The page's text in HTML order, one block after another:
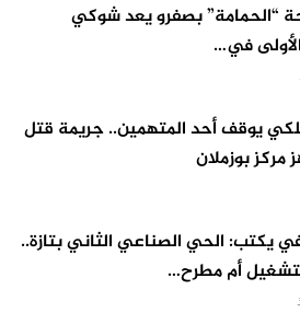
“الحمامة” بصفرو يعد شوكي
في…
يوقف أحد المتهمين.. جريمة قتل
مركز بوزملان
يكتب: الحي الصناعي الثاني بتازة..
أم مطرح…